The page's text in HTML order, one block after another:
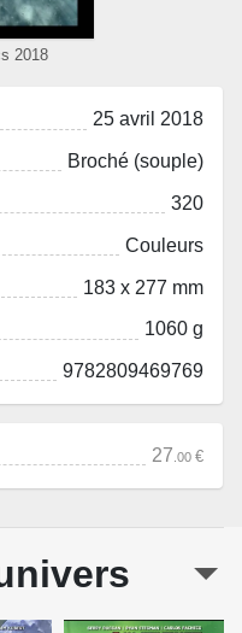
2018
25 avril 2018
Broché (souple)
320
Couleurs
183 x 277 mm
1060 g
9782809469769
27 .00 €